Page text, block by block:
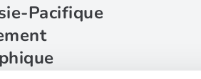
Pacifique